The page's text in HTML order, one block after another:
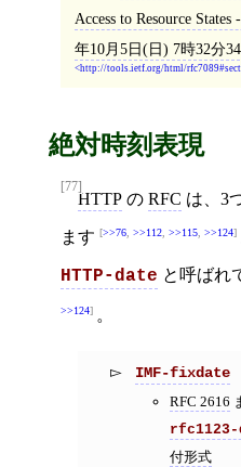
Access to Resource States
年10月5日(日) 7時32分
http://tools.ietf.org/html/
絶対時刻表現
[77]
HTTP の RFC は、3
ます >>76, >>112, >>115, >>124
HTTP-date と呼ばれ
>>124 。
IMF-fixdate
RFC 2616
rfc1123-
付形式